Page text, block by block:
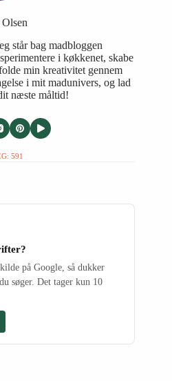
står bag madbloggen
i køkkenet, skabe
min kreativitet gennem
i mit madunivers, og lad
næste måltid!
591
på Google, så dukker
søger. Det tager kun 10